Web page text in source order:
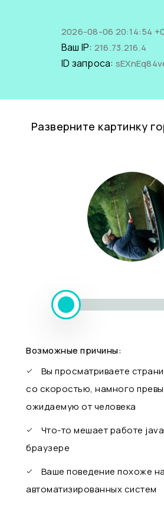
2026-08-06 20:14:54
Ваш IP: 216.73.216.4
ID запроса:
Разверните картинку
Возможные причины:
Вы просматриваете
со скоростью, намного
ожидаемую от человека
Что-то мешает работе
браузере
Ваше поведение похоже
автоматизированных систем